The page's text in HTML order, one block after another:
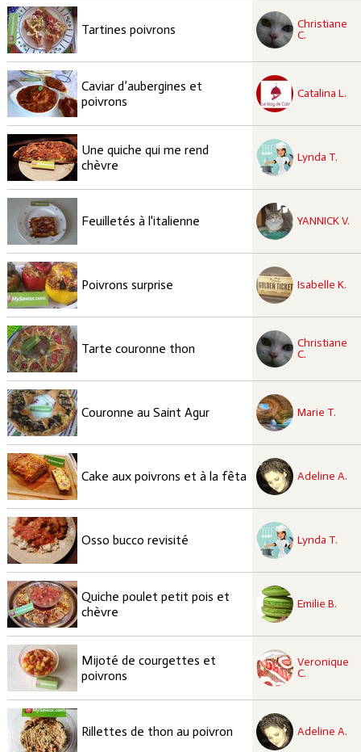
Tartines poivrons
Christiane
C.
recette à tester
Caviar d’aubergines et
poivrons
Catalina L.
recette à tester
Une quiche qui me rend
chèvre
Lynda T.
recette à tester
Feuilletés à l'italienne YANNICK V.
recette à tester
Poivrons surprise Isabelle K.
recette à tester
Tarte couronne thon
Christiane
C.
recette à tester
Couronne au Saint Agur Marie T.
recette à tester
Cake aux poivrons et à la fêta Adeline A.
recette à tester
Osso bucco revisité Lynda T.
recette à tester
Quiche poulet petit pois et
chèvre
Emilie B.
recette à tester
Mijoté de courgettes et
poivrons
Veronique
C.
recette approuvées
Rillettes de thon au poivron Adeline A.
recette à tester